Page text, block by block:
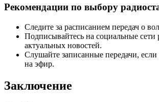
Рекомендации по выбору
Следите за расписанием передач о
Подписывайтесь на социальные сети
актуальных новостей.
Слушайте записанные передачи,
на эфир.
Заключение